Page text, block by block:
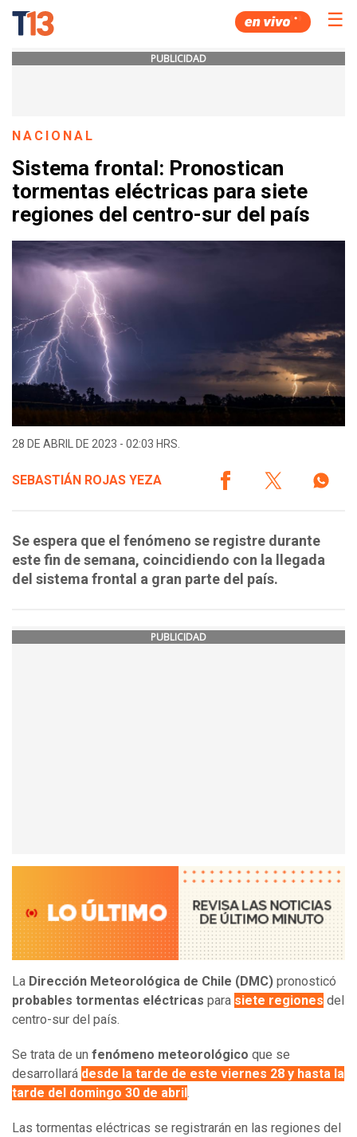
☰
PUBLICIDAD
NACIONAL
Sistema frontal: Pronostican
tormentas eléctricas para siete
regiones del centro-sur del país
28 DE ABRIL DE 2023 - 02:03 HRS.
SEBASTIÁN ROJAS YEZA
Se espera que el fenómeno se registre durante
este fin de semana, coincidiendo con la llegada
del sistema frontal a gran parte del país.
PUBLICIDAD
La Dirección Meteorológica de Chile (DMC) pronosticó
probables tormentas eléctricas para siete regiones del
centro-sur del país.
Se trata de un fenómeno meteorológico que se
desarrollará desde la tarde de este viernes 28 y hasta la
tarde del domingo 30 de abril .
Las tormentas eléctricas se registrarán en las regiones del